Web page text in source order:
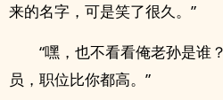
来的名字，可是笑了很久。”
“嘿，也不看看俺老孙是谁
员，职位比你都高。”